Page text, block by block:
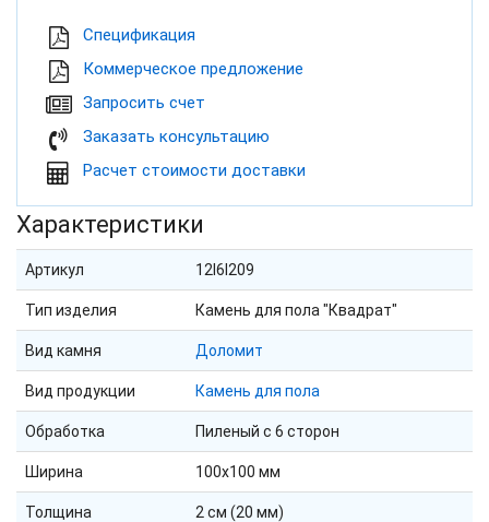
Cпецификация
Коммерческое предложение
Запросить счет
Заказать консультацию
Расчет стоимости доставки
Характеристики
Артикул 12I6I209
Тип изделия Камень для пола "Квадрат"
Вид камня Доломит
Вид продукции Камень для пола
Обработка Пиленый с 6 сторон
Ширина 100х100 мм
Толщина 2 см (20 мм)